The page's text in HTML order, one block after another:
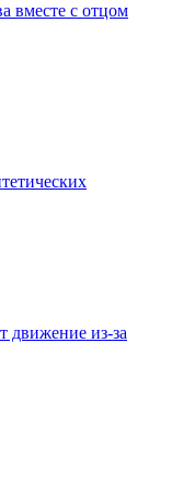
вместе с отцом
движение из-за